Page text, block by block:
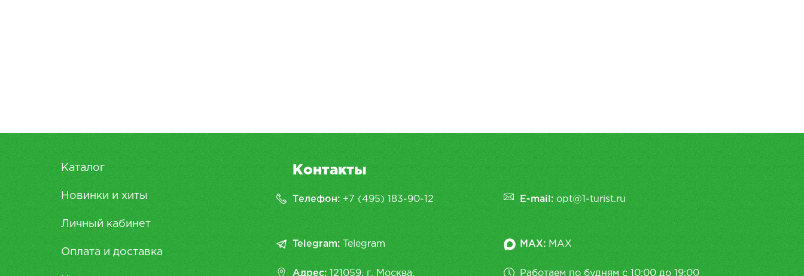
Каталог
Новинки и хиты
Личный кабинет
Оплата и доставка
Контакты
Телефон: +7 (495) 183-90-12 E-mail: opt@1-turist.ru
Telegram: Telegram MAX: MAX
Адрес: 121059, г. Москва, Работаем по будням с 10:00 до 19:00